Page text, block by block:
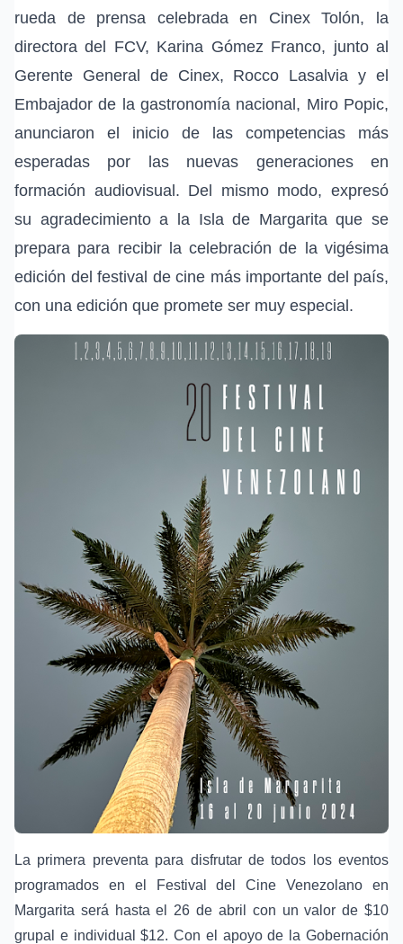
rueda de prensa celebrada en Cinex Tolón, la
directora del FCV, Karina Gómez Franco, junto al
Gerente General de Cinex, Rocco Lasalvia y el
Embajador de la gastronomía nacional, Miro Popic,
anunciaron el inicio de las competencias más
esperadas por las nuevas generaciones en
formación audiovisual. Del mismo modo, expresó
su agradecimiento a la Isla de Margarita que se
prepara para recibir la celebración de la vigésima
edición del festival de cine más importante del país,
con una edición que promete ser muy especial.
La primera preventa para disfrutar de todos los eventos
programados en el Festival del Cine Venezolano en
Margarita será hasta el 26 de abril con un valor de $10
grupal e individual $12. Con el apoyo de la Gobernación